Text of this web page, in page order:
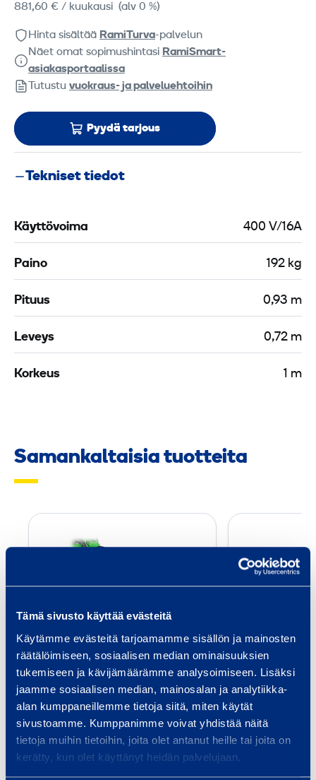
Tämä sivusto käyttää evästeitä
Käytämme evästeitä tarjoamamme sisällön ja mainosten
räätälöimiseen, sosiaalisen median ominaisuuksien
tukemiseen ja kävijämäärämme analysoimiseen. Lisäksi
jaamme sosiaalisen median, mainosalan ja analytiikka-
alan kumppaneillemme tietoja siitä, miten käytät
sivustoamme. Kumppanimme voivat yhdistää näitä
tietoja muihin tietoihin, joita olet antanut heille tai joita on
kerätty, kun olet käyttänyt heidän palvelujaan.
881,60 € / kuukausi (alv 0 %)
Hinta sisältää RamiTurva-palvelun
Näet omat sopimushintasi RamiSmart-
asiakasportaalissa
Tutustu vuokraus- ja palveluehtoihin
Pyydä tarjous
Tekniset tiedot
Käyttövoima 400 V/16A
Paino 192 kg
Pituus 0,93 m
Leveys 0,72 m
Korkeus 1 m
Samankaltaisia tuotteita
a
u
h
a
A
v
n
Sorakauha Avant
520 kuormaajaan
Kytkentä: Avant
3,55 € / päivä (alv 0 %) 4,15 €